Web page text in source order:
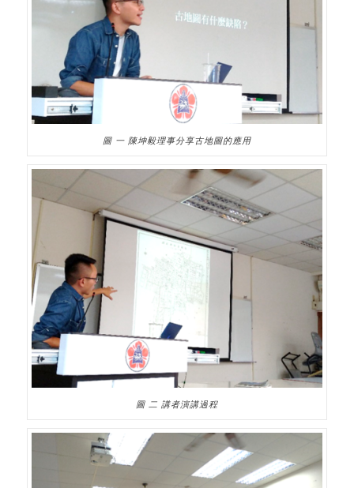
圖 一 陳坤毅理事分享古地圖的應用
圖 二 講者演講過程